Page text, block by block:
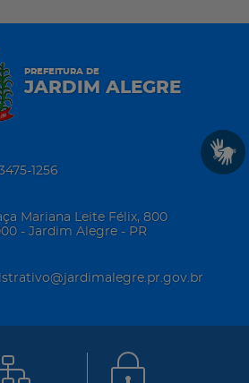
PREFEITURA DE
JARDIM ALEGRE
1256
Mariana Leite Félix, 800
- Jardim Alegre - PR